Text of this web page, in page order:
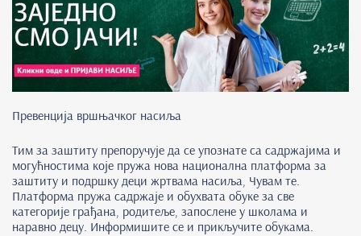
Превенција вршњачког насиља
Тим за заштиту препоручује да се упознате са садржајима и
могућностима које пружа нова национална платформа за
заштиту и подршку деци жртвама насиља, Чувам те.
Платформа пружа садржаје и обухвата обуке за све
категорије грађана, родитеље, запослене у школама и
наравно децу. Информишите се и прикључите обукама.